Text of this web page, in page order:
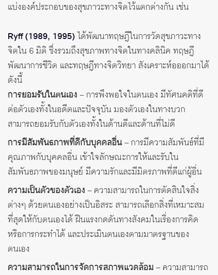
แบ่งองค์ประกอบของสุขภาวะทางจิตไว้แตกต่างกัน เช่น
Ryff (1989, 1995) ได้พัฒนาทฤษฎีในการวัดสุขภาวะทาง
จิตใน 6 มิติ ซึ่งรวมถึงสุขภาพทางจิตในทางคลินิค ทฤษฎี
พัฒนาการชีวิต และทฤษฎีทางจิตวิทยา สังเคราะห์อออกมาได้
ดังนี้
การยอมรับในตนเอง – การพึงพอใจในตนเอง มีทัศนคติที่ดี
ต่อตัวเองทั้งในอดีตและปัจจุบัน มองตัวเองในทางบวก
สามารถยอมรับกับตัวเองทั้งในด้านดีและด้านที่ไม่ดี
การมีสัมพันธภาพที่ดีกับบุคคลอื่น– การมีความสัมพันธ์ที่มี
คุณภาพกับบุคคลอื่น เข้าใจลักษณะการให้และรับใน
สัมพันธภาพของมนุษย์ มีความรักและมีมิตรภาพที่ดีแก่ผู้อื่น
ความเป็นตัวของตัวเอง – ความสามารถในการตัดสินใจสิ่ง
ต่างๆ ด้วยตนเองอย่างเป็นอิสระ สามารถเลือกสิ่งที่เหมาะสม
ที่สุดให้กับตนเองได้ ฝืนแรงกดดันทางสังคมในเรื่องการคิด
หรือการกระทำได้ และประเมินตนเองตามมาตรฐานของ
ตนเอง
ความสามารถในการจัดการสภาพแวดล้อม – ความสามารถ